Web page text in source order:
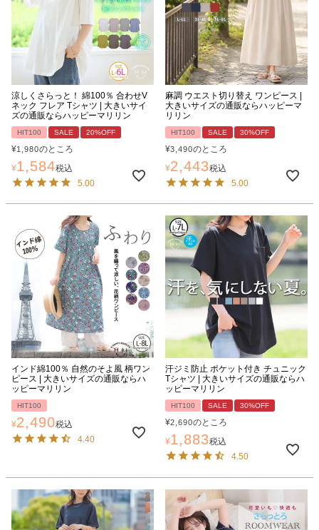
涼しくさらっと！ 綿100％ 合わせV
ネック フレア Tシャツ | 大きいサイ
ズの通販ならハッピーマリリン
HIT100 SALE 20%OFF
¥1,980のところ
¥1,584税込
5.00
麻調 ウエスト切り替え ワンピース |
大きいサイズの通販ならハッピーマ
リリン
HIT100 SALE 30%OFF
¥3,490のところ
¥2,443税込
5.00
インド綿100％ 自然のそよ風 柄ワン
ピース | 大きいサイズの通販ならハ
ッピーマリリン
HIT100
¥2,490税込
4.40
汗ジミ防止 ポケット付き チュニック
Tシャツ | 大きいサイズの通販ならハ
ッピーマリリン
HIT100 SALE 30%OFF
¥2,690のところ
¥1,883税込
4.50